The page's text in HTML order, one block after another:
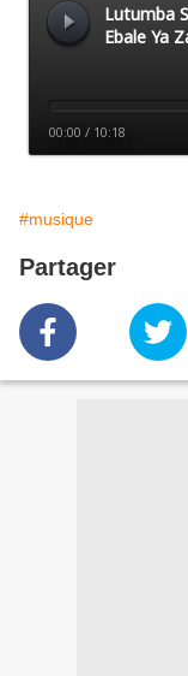
#musique
Partager